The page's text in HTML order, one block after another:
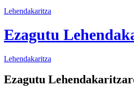
Lehendakaritza
Ezagutu
Lehendakaritza
Ezagutu